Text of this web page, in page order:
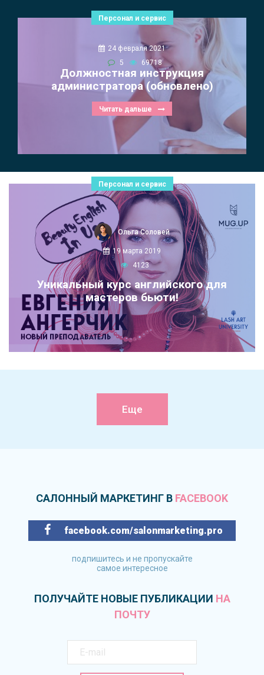
Персонал и сервис
24 февраля 2021
5
69718
Должностная инструкция
администратора (обновлено)
Читать дальше
Персонал и сервис
Ольга Соловей
19 марта 2019
4123
Уникальный курс английского для
мастеров бьюти!
Еще
САЛОННЫЙ МАРКЕТИНГ В FACEBOOK
facebook.com/salonmarketing.pro
подпишитесь и не пропускайте
самое интересное
ПОЛУЧАЙТЕ НОВЫЕ ПУБЛИКАЦИИ НА
ПОЧТУ